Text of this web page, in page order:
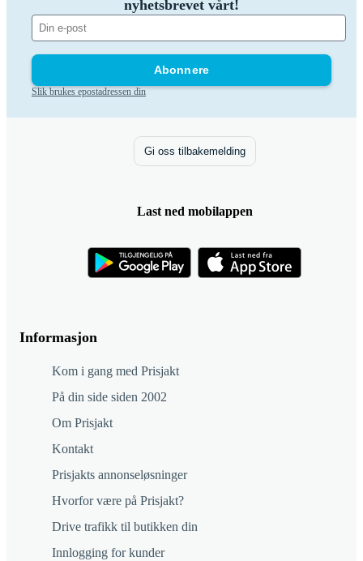
nyhetsbrevet vårt!
Abonnere
Slik brukes epostadressen din
Informasjon
Kom i gang med Prisjakt
På din side siden 2002
Om Prisjakt
Kontakt
Prisjakts annonseløsninger
Hvorfor være på Prisjakt?
Drive trafikk til butikken din
Innlogging for kunder
Gi oss tilbakemelding
Last ned mobilappen